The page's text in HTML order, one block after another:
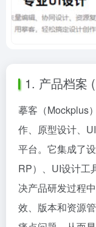
1. 产品档案
摹客（Mockplus
作、原型设计、
平台。它集成了
RP）、UI设计工
决产品研发过程
效、版本和资源